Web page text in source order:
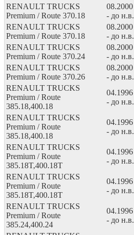
RENAULT TRUCKS
Premium / Route 370.18
08.2000
- до н.в.
RENAULT TRUCKS
Premium / Route 370.18
08.2000
- до н.в.
RENAULT TRUCKS
Premium / Route 370.24
08.2000
- до н.в.
RENAULT TRUCKS
Premium / Route 370.26
08.2000
- до н.в.
RENAULT TRUCKS
Premium / Route
385.18,400.18
04.1996
- до н.в.
RENAULT TRUCKS
Premium / Route
385.18,400.18
04.1996
- до н.в.
RENAULT TRUCKS
Premium / Route
385.18T,400.18T
04.1996
- до н.в.
RENAULT TRUCKS
Premium / Route
385.18T,400.18T
04.1996
- до н.в.
RENAULT TRUCKS
Premium / Route
385.24,400.24
04.1996
- до н.в.